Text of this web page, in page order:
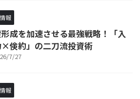
報
成を加速させる最強戦略！「入
倹約」の二刀流投資術
7/27
報